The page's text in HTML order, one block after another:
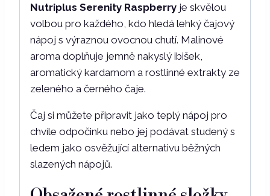
Nutriplus Serenity Raspberry je skvělou
volbou pro každého, kdo hledá lehký čajový
nápoj s výraznou ovocnou chutí. Malinové
aroma doplňuje jemně nakyslý ibišek,
aromatický kardamom a rostlinné extrakty ze
zeleného a černého čaje.
Čaj si můžete připravit jako teplý nápoj pro
chvíle odpočinku nebo jej podávat studený s
ledem jako osvěžující alternativu běžných
slazených nápojů.